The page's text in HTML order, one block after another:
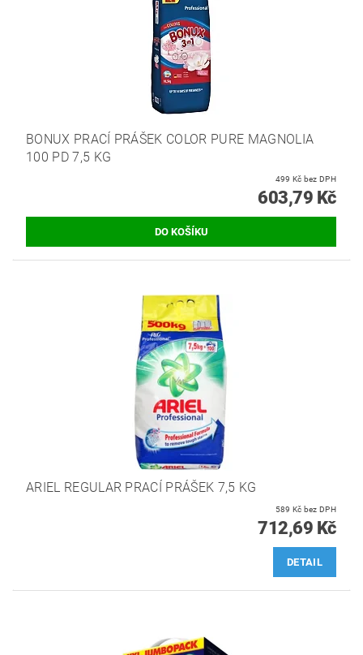
BONUX PRACÍ PRÁŠEK COLOR PURE MAGNOLIA
100 PD 7,5 KG
499 Kč bez DPH
603,79 Kč
ARIEL REGULAR PRACÍ PRÁŠEK 7,5 KG
589 Kč bez DPH
712,69 Kč
DETAIL